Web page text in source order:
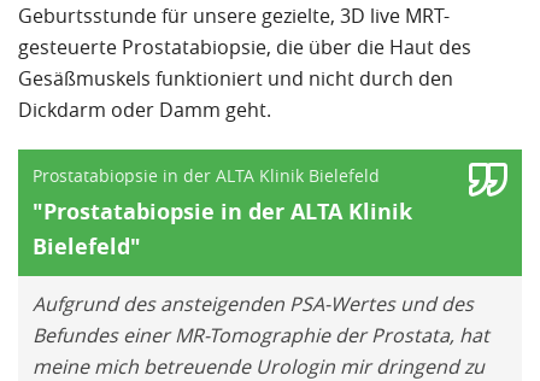
Geburtsstunde für unsere gezielte, 3D live MRT-
gesteuerte Prostatabiopsie, die über die Haut des
Gesäßmuskels funktioniert und nicht durch den
Dickdarm oder Damm geht.
Prostatabiopsie in der ALTA Klinik Bielefeld
"Prostatabiopsie in der ALTA Klinik
Bielefeld"
Aufgrund des ansteigenden PSA-Wertes und des
Befundes einer MR-Tomographie der Prostata, hat
meine mich betreuende Urologin mir dringend zu